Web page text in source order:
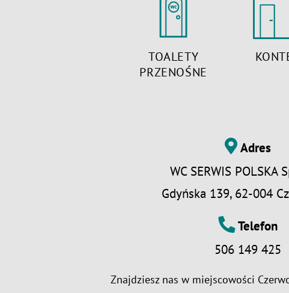
TOALETY
PRZENOŚNE
Adres
WC SERWIS POLSKA
Gdyńska 139, 62-004
Telefon
506 149 425
Znajdziesz nas w miejscowości